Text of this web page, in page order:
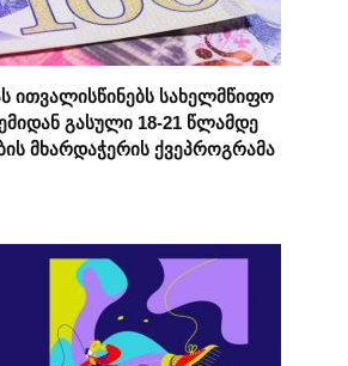
ითვალისწინებს სახელმწიფო
გასული 18-21 წლამდე
მხარდაჭერის ქვეპროგრამა